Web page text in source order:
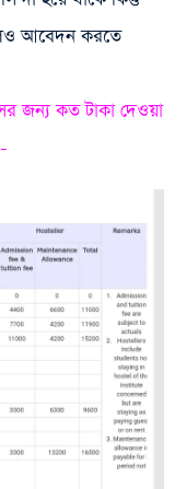
আবেদন করতে
জন্য কত টাকা দেওয়া